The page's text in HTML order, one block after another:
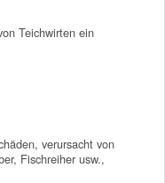
Teichwirten ein
verursacht von
Fischreiher usw.,